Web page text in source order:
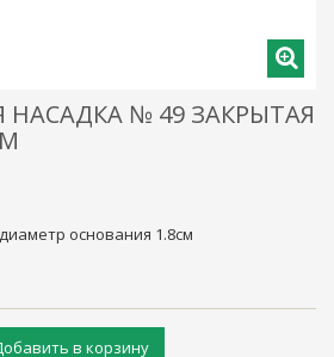
НАСАДКА № 49 ЗАКРЫТАЯ
основания 1.8см
в корзину